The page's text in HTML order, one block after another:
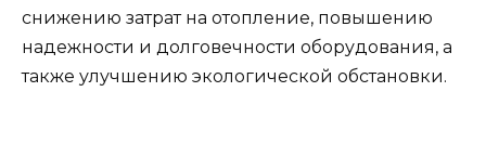
снижению затрат на отопление, повышению
надежности и долговечности оборудования, а
также улучшению экологической обстановки.